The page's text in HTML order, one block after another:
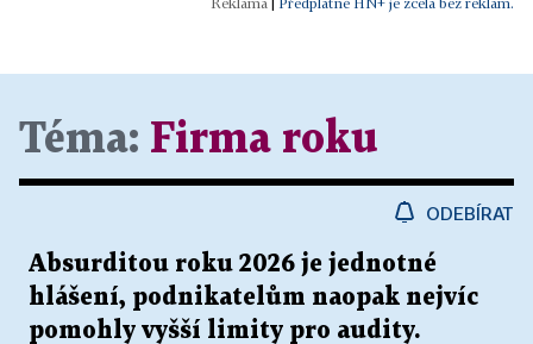
Téma: Firma roku
ODEBÍRAT
Absurditou roku 2026 je jednotné
hlášení, podnikatelům naopak nejvíc
pomohly vyšší limity pro audity.